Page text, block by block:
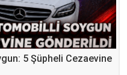
5 Şüpheli Cezaevine